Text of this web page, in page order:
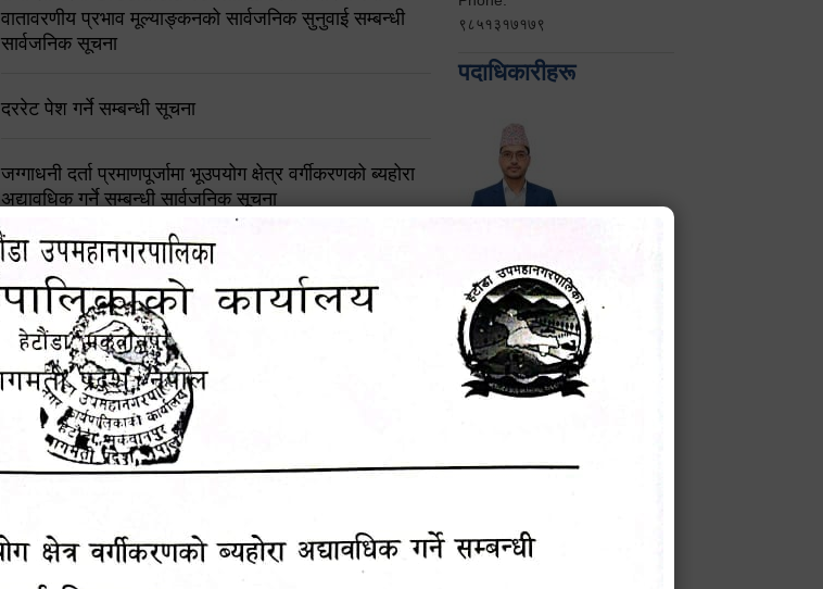
वातावरणीय प्रभाव मूल्याङ्कनको सार्वजनिक सुनुवाई सम्बन्धी
सार्वजनिक सूचना
दररेट पेश गर्ने सम्बन्धी सूचना
जग्गाधनी दर्ता प्रमाणपूर्जामा भूउपयोग क्षेत्र वर्गीकरणको ब्यहोरा
अद्यावधिक गर्ने सम्बन्धी सार्वजनिक सूचना
आशय पत्र दर्ता सम्बन्धी सूचना
शिक्षक सरुवा सहमतिका लागि दरखास्त आव्हान सम्बन्धी सूचना !
हेटौंडा उपमहानगरपालिकाको सूची दर्ता सम्बन्धी सूचना
चुरियामाई सुरुङको संरक्षण तथा व्यवस्थापनको जिम्मेवारी
पोषाक र परिचयपत्र अनिवार्य लगाउने सम्बन्धमा ।
९८५१३१७१७९
पदाधिकारीहरू
प्रमुख प्रशासकीय अधिकृत
Phone: 9855010111
सविन न्यौपाने